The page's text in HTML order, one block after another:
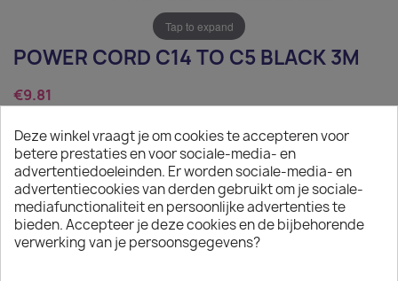
Tap to expand
POWER CORD C14 TO C5 BLACK 3M
€9.81
Tax excluded
Power Cord C14 to C5 black 3m
Quantity
 ADD TO CART
Deze winkel vraagt je om cookies te accepteren voor
betere prestaties en voor sociale-media- en
advertentiedoeleinden. Er worden sociale-media- en
advertentiecookies van derden gebruikt om je sociale-
mediafunctionaliteit en persoonlijke advertenties te
bieden. Accepteer je deze cookies en de bijbehorende
verwerking van je persoonsgegevens?